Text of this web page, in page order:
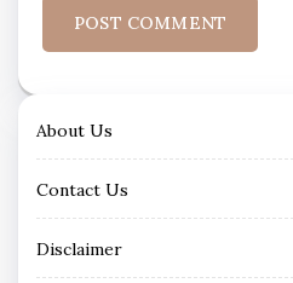
About Us
Contact Us
Disclaimer